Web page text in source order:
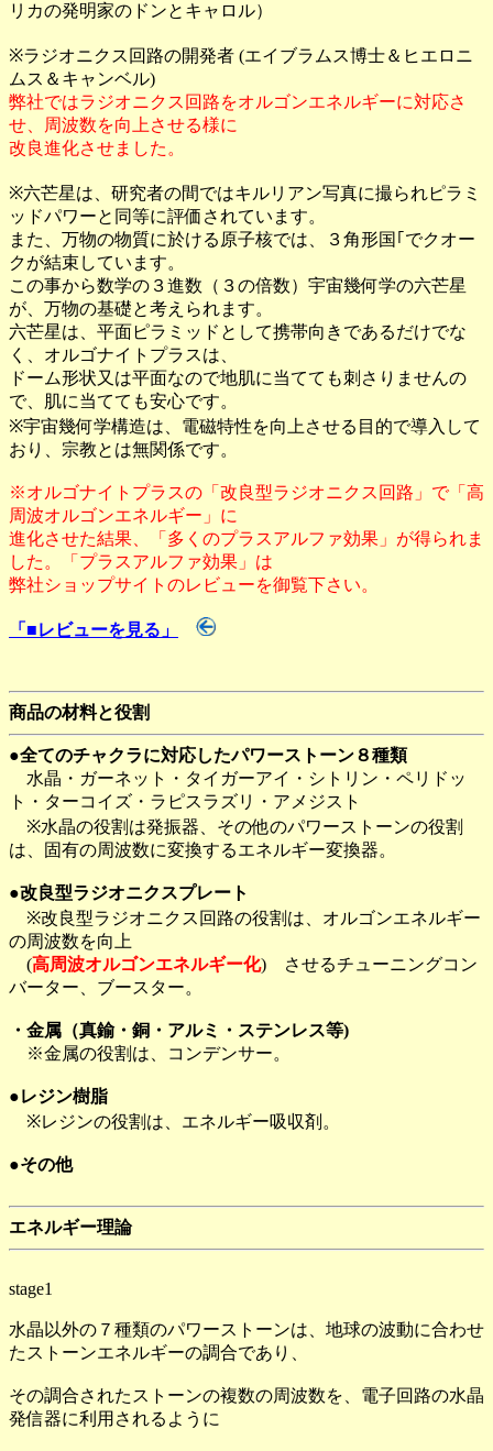
リカの発明家のドンとキャロル）
※ラジオニクス回路の開発者 (エイブラムス博士＆ヒエロニ
ムス＆キャンベル)
弊社ではラジオニクス回路をオルゴンエネルギーに対応さ
せ、周波数を向上させる様に
改良進化させました。
※六芒星は、研究者の間ではキルリアン写真に撮られピラミ
ッドパワーと同等に評価されています。
また、万物の物質に於ける原子核では、３角形国｢でクオー
クが結束しています。
この事から数学の３進数（３の倍数）宇宙幾何学の六芒星
が、万物の基礎と考えられます。
六芒星は、平面ピラミッドとして携帯向きであるだけでな
く、オルゴナイトプラスは、
ドーム形状又は平面なので地肌に当てても刺さりませんの
で、肌に当てても安心です。
※宇宙幾何学構造は、電磁特性を向上させる目的で導入して
おり、宗教とは無関係です。
※オルゴナイトプラスの「改良型ラジオニクス回路」で「高
周波オルゴンエネルギー」に
進化させた結果、「多くのプラスアルファ効果」が得られま
した。「プラスアルファ効果」は
弊社ショップサイトのレビューを御覧下さい。
「■レビューを見る」
商品の材料と役割
●全てのチャクラに対応したパワーストーン８種類
水晶・ガーネット・タイガーアイ・シトリン・ペリドッ
ト・ターコイズ・ラピスラズリ・アメジスト
※水晶の役割は発振器、その他のパワーストーンの役割
は、固有の周波数に変換するエネルギー変換器。
●改良型ラジオニクスプレート
※改良型ラジオニクス回路の役割は、オルゴンエネルギー
の周波数を向上
(高周波オルゴンエネルギー化) させるチューニングコン
バーター、ブースター。
・金属（真鍮・銅・アルミ・ステンレス等)
※金属の役割は、コンデンサー。
●レジン樹脂
※レジンの役割は、エネルギー吸収剤。
●その他
エネルギー理論
stage1
水晶以外の７種類のパワーストーンは、地球の波動に合わせ
たストーンエネルギーの調合であり、
その調合されたストーンの複数の周波数を、電子回路の水晶
発信器に利用されるように